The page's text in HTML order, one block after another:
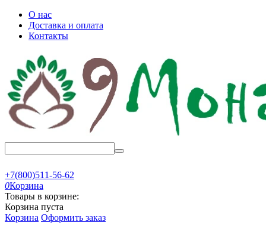
О нас
Доставка и оплата
Контакты
+7(800)511-56-62
0Корзина
Товары в корзине:
Корзина пуста
Корзина Оформить заказ